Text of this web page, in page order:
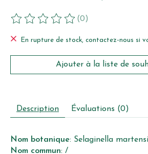
Ce produit est évalué à
(0)
En rupture de stock, contactez-nous si
Ajouter à la liste de
Description Évaluations (0)
Nom botanique: Selaginella
Nom commun: /